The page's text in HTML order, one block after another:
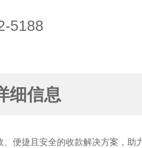
5188
细信息
便捷且安全的收款解决方案，助